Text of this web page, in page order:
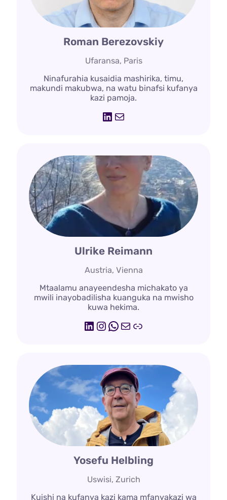
Roman Berezovskiy
Ufaransa, Paris
Ninafurahia kusaidia mashirika, timu,
makundi makubwa, na watu binafsi kufanya
kazi pamoja.
LinkedIn
Barua
Ulrike Reimann
Austria, Vienna
Mtaalamu anayeendesha michakato ya
mwili inayobadilisha kuanguka na mwisho
kuwa hekima.
LinkedIn
Instagram
WhatsApp
Barua
utamaduni wa hisia
Yosefu Helbling
Uswisi, Zurich
Kuishi na kufanya kazi kama mfanyakazi wa